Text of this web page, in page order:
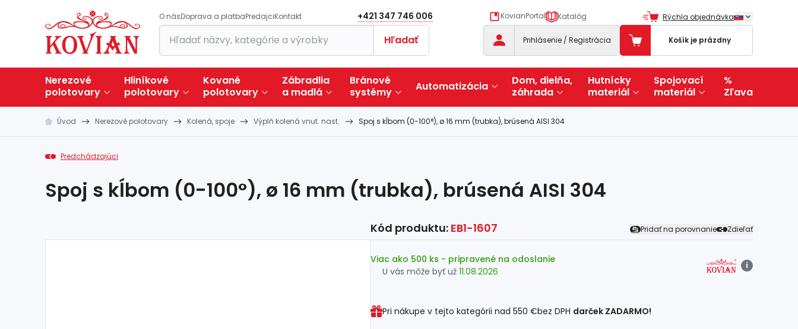
O násDoprava a platbaPredajciKontakt +421 347 746 006 KovianPortal Katalóg Rýchla objednávka
Hľadať Prihlásenie / Registrácia Košík je prázdny
Nerezové
polotovary
Hliníkové
polotovary
Kované
polotovary
Zábradlia
a madlá
Bránové
systémy
Automatizácia
Dom, dielňa,
záhrada
Hutnícky
materiál
Spojovací
materiál
%
Zľava
Úvod Nerezové polotovary Kolená, spoje Výplň kolená vnut. nast. Spoj s kĺbom (0-100°), ø 16 mm (trubka), brúsená AISI 304
Predchádzajúci
Spoj s kĺbom (0-100°), ø 16 mm (trubka), brúsená AISI 304
Kód produktu: EB1-1607 Pridať na porovnanie Zdieľať
Viac ako 500 ks - pripravené na odoslanie
U vás môže byť už 11.08.2026
i
Pri nákupe v tejto kategórii nad 550 €bez DPH darček ZADARMO!